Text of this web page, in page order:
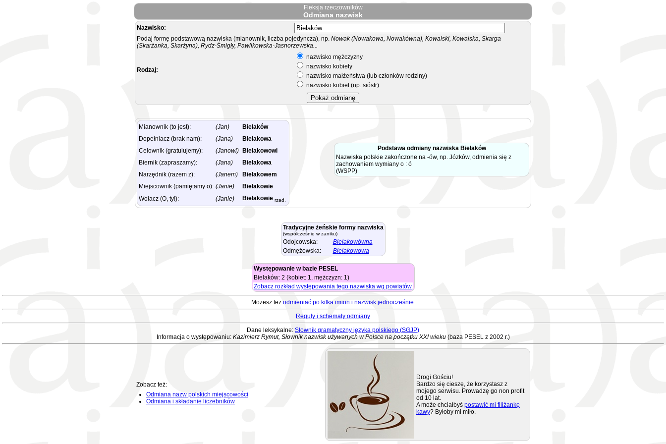
Fleksja rzeczowników
Odmiana nazwisk
Nazwisko:
Podaj formę podstawową nazwiska (mianownik, liczba pojedyncza), np. Nowak (Nowakowa, Nowakówna), Kowalski, Kowalska, Skarga
(Skarżanka, Skarżyna), Rydz-Śmigły, Pawlikowska-Jasnorzewska...
Rodzaj:
nazwisko mężczyzny
nazwisko kobiety
nazwisko małżeństwa (lub członków rodziny)
nazwisko kobiet (np. sióstr)
Mianownik (to jest): (Jan)
Bielaków
Dopełniacz (brak nam):
(Jana)
Bielakowa
Celownik (gratulujemy):
(Janowi)
Bielakowowi
Biernik (zapraszamy):
(Jana)
Bielakowa
Narzędnik (razem z):
(Janem)
Bielakowem
Miejscownik (pamiętamy o): (Janie)
Bielakowie
Wołacz (O, ty!):
(Janie) Bielakowie rzad.
Podstawa odmiany nazwiska Bielaków
Nazwiska polskie zakończone na -ów, np. Józków, odmienia się z
zachowaniem wymiany o : ó
(WSPP)
Tradycyjne żeńskie formy nazwiska
(współcześnie w zaniku)
Odojcowska:
Bielakowówna
Odmężowska:
Bielakowowa
Występowanie w bazie PESEL
Bielaków: 2 (kobiet: 1, mężczyzn: 1)
Zobacz rozkład występowania tego nazwiska wg powiatów.
Możesz też odmieniać po kilka imion i nazwisk jednocześnie.
Reguły i schematy odmiany
Dane leksykalne: Słownik gramatyczny języka polskiego (SGJP)
Informacja o występowaniu: Kazimierz Rymut, Słownik nazwisk używanych w Polsce na początku XXI wieku(baza PESEL z 2002 r.)
Zobacz też:
Odmiana nazw polskich miejscowości
Odmiana i składanie liczebników
Drogi Gościu!
Bardzo się cieszę, że korzystasz z
mojego serwisu. Prowadzę go non profit
od 10 lat.
A może chciałbyś postawić mi filiżankę
kawy? Byłoby mi miło.